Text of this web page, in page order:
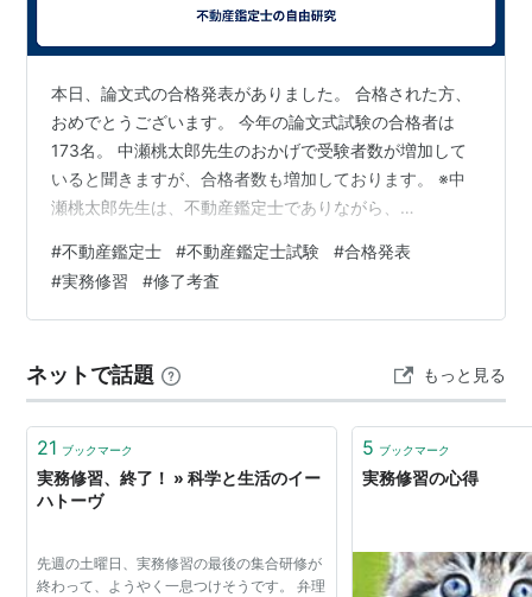
本日、論文式の合格発表がありました。 合格された方、
おめでとうございます。 今年の論文式試験の合格者は
173名。 中瀬桃太郎先生のおかげで受験者数が増加して
いると聞きますが、合格者数も増加しております。 ※中
瀬桃太郎先生は、不動産鑑定士でありながら、
動産鑑定士を世に知らしめてくださった、業界の恩人で
す。 合格者数が増加したと聞くと、試験の難易度が気に
なるところですので、各年の合格者数と合格率を調べて
合格者数/申込者数の2通りの数字がありますので、どち
らも調べております。と申し…
#不動産鑑定士 #不動産鑑定士試験 #合格発表
#実務修習 #修了考査
ネットで話題 もっと見る
21 ブックマーク
実務修習、終了！ » 科学と生活のイー
ハトーヴ
先週の土曜日、実務修習の最後の集合研修が
終わって、ようやく一息つけそうです。 弁理
5 ブックマーク
実務修習の心得